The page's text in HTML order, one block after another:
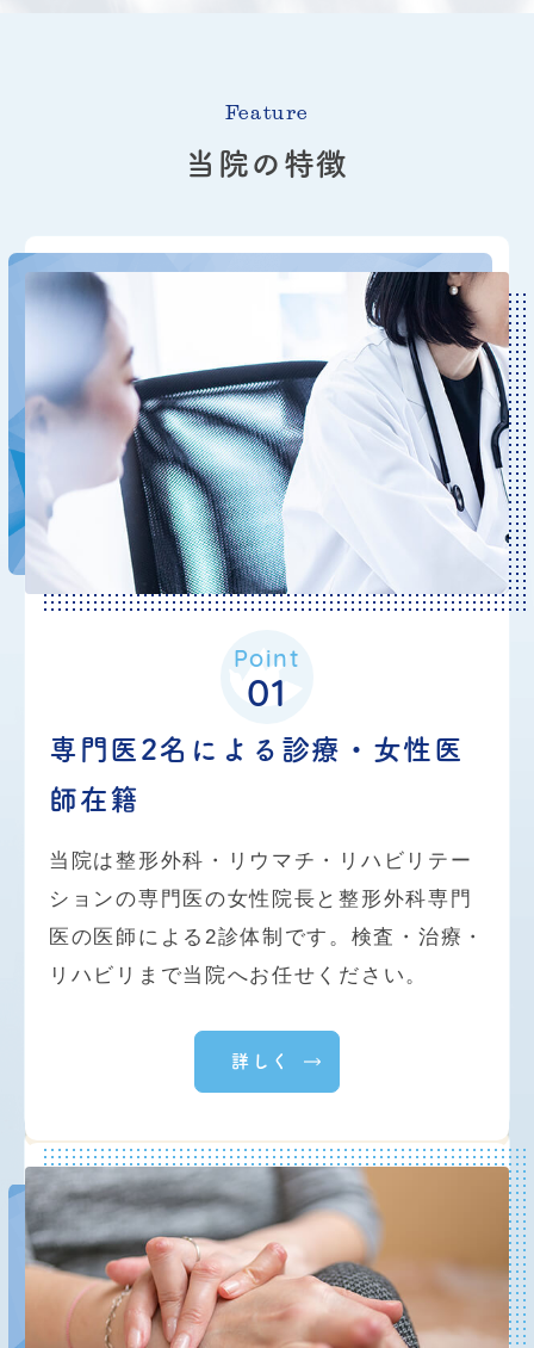
１を主成分に、さらに多くのビタ
ポートを目指したメニューです。ハードワー
慢性的なだるさ・倦怠感を感じている方、免
疫力の強化を求める方に適しています。集中
力・スタミナを維持したい方にも好評です。
2025.10.23 お知らせ
【自費】雇用時健康診断、定期
健康診断を行っております
地域にお住まいの方々、企業さまに、継続的
を受けていただけます。また、健
診後のフォローもしっかりといたしますの
で、安心してご利用ください。
≪雇用時健康診断（労働安全衛生法第
43条に基づく）≫・≪定期健康診断
≫
・血圧測定
・尿検査
・視力・聴力検査
・胸部レントゲン検査
・血液検査
貧血検査 (赤血球数
血色素量)
Feature
当院の特徴
Point
01
専門医2名による診療・女性医
師在籍
当院は整形外科・リウマチ・リハビリテー
ションの専門医の女性院長と整形外科専門
医の医師による2診体制です。検査・治療・
リハビリまで当院へお任せください。
詳しく